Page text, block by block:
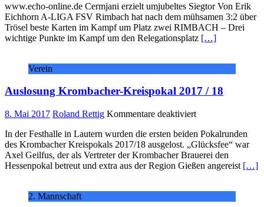
festigt
den
2.
Platz
www.echo-online.de Cermjani erzielt umjubeltes Siegtor Von Erik
Eichhorn A-LIGA FSV Rimbach hat nach dem mühsamen 3:2 über
Trösel beste Karten im Kampf um Platz zwei RIMBACH – Drei
wichtige Punkte im Kampf um den Relegationsplatz […]
Verein
Auslosung Krombacher-Kreispokal 2017 / 18
8. Mai 2017 Roland Rettig Kommentare deaktiviertfür
Krombacher-
Kreispokal
2017
/
In der Festhalle in Lautern wurden die ersten beiden Pokalrunden
des Krombacher Kreispokals 2017/18 ausgelost. „Glücksfee“ war
Axel Geilfus, der als Vertreter der Krombacher Brauerei den
Hessenpokal betreut und extra aus der Region Gießen angereist […]
2. Mannschaft